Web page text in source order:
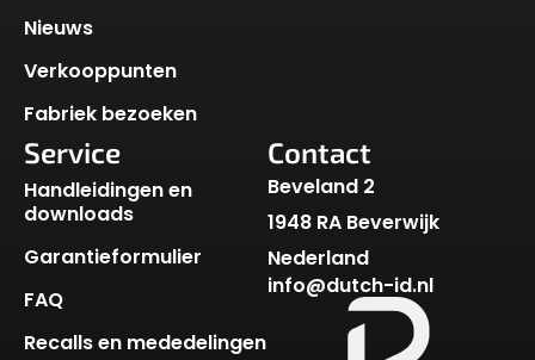
Nieuws
Verkooppunten
Fabriek bezoeken
Service
Handleidingen en
downloads
Garantieformulier
FAQ
Recalls en mededelingen
Contact
Beveland 2
1948 RA Beverwijk
Nederland
info@dutch-id.nl